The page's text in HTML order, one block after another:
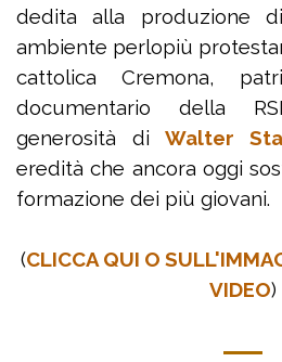
dedita alla produzione
ambiente perlopiù
cattolica Cremona,
documentario della
generosità diWalter
ereditàche ancora oggi
formazione dei più giovani.
(CLICCA QUI O
VIDEO)